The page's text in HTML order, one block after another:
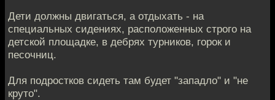
Дети должны двигаться, а отдыхать - на
специальных сидениях, расположенных строго на
детской площадке, в дебрях турников, горок и
песочниц.
Для подростков сидеть там будет "западло" и "не
круто".